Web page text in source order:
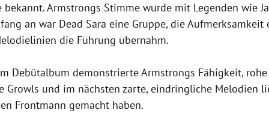
Armstrongs Stimme wurde mit Legenden wie
an war Dead Sara eine Gruppe, die
die Führung übernahm.
Debütalbum demonstrierte Armstrongs Fähigkeit,
Growls und im nächsten zarte, eindringliche
Frontmann gemacht haben.